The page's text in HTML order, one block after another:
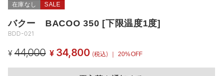
在庫なし SALE
バクー BACOO 350 [下限温度1度]
BDD-021
¥ 44,000 ¥ 34,800 (税込) ｜ 20%OFF